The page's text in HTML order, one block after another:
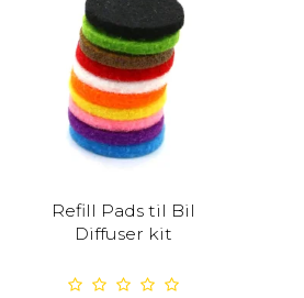
Refill Pads til Bil
Diffuser kit